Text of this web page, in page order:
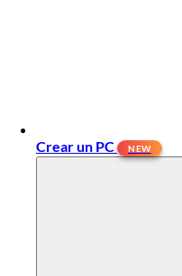
Crear un PC NEW